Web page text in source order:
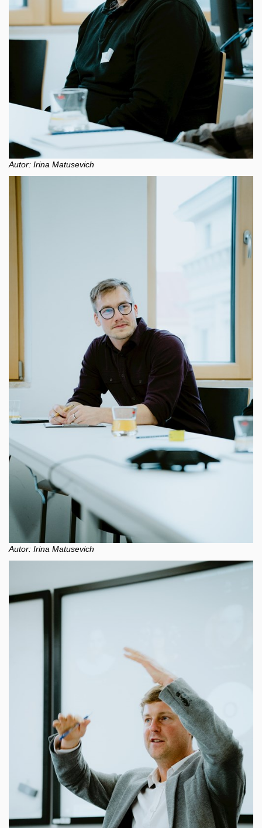
Autor: Irina Matusevich
Autor: Irina Matusevich